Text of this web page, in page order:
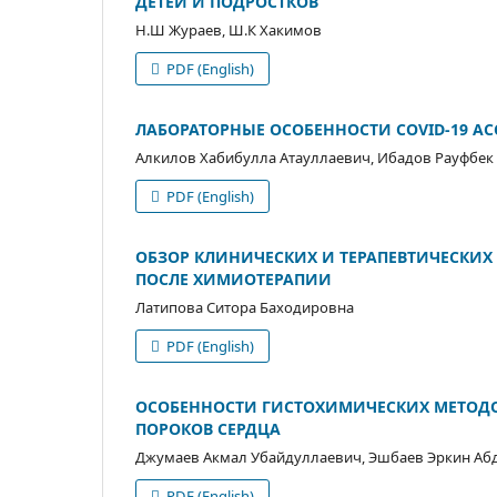
Н.Ш Жураев, Ш.К Хакимов
PDF (English)
ЛАБОРАТОРНЫЕ ОСОБЕННОСТИ COVID-
Алкилов Хабибулла Атауллаевич, Ибадов
PDF (English)
ОБЗОР КЛИНИЧЕСКИХ И
ПОСЛЕ ХИМИОТЕРАПИИ
Латипова Ситора Баходировна
PDF (English)
ОСОБЕННОСТИ ГИСТОХИМИЧЕСКИХ
ПОРОКОВ СЕРДЦА
Джумаев Акмал Убайдуллаевич, Эшбаев Эркин